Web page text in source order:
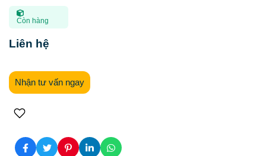
Còn hàng
Liên hệ
Nhận tư vấn ngay